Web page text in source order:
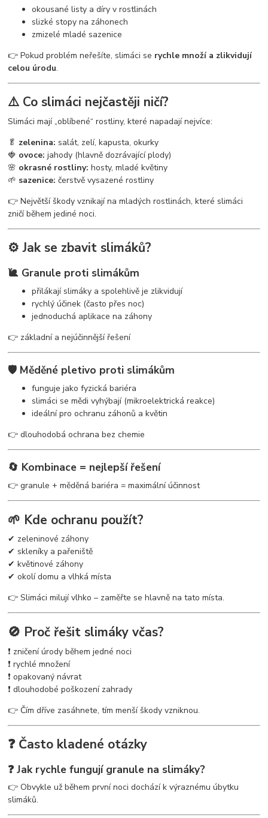
okousané listy a díry v rostlinách
slizké stopy na záhonech
zmizelé mladé sazenice
👉 Pokud problém neřešíte, slimáci se rychle množí a zlikvidují
celou úrodu.
⚠️ Co slimáci nejčastěji ničí?
Slimáci mají „oblíbené“ rostliny, které napadají nejvíce:
🥬 zelenina: salát, zelí, kapusta, okurky
🍓 ovoce: jahody (hlavně dozrávající plody)
🌸 okrasné rostliny: hosty, mladé květiny
🌱 sazenice: čerstvě vysazené rostliny
👉 Největší škody vznikají na mladých rostlinách, které slimáci
zničí během jediné noci.
⚙️ Jak se zbavit slimáků?
🐌 Granule proti slimákům
přilákají slimáky a spolehlivě je zlikvidují
rychlý účinek (často přes noc)
jednoduchá aplikace na záhony
👉 základní a nejúčinnější řešení
🛡️ Měděné pletivo proti slimákům
funguje jako fyzická bariéra
slimáci se mědi vyhýbají (mikroelektrická reakce)
ideální pro ochranu záhonů a květin
👉 dlouhodobá ochrana bez chemie
🔄 Kombinace = nejlepší řešení
👉 granule + měděná bariéra = maximální účinnost
🌱 Kde ochranu použít?
✔ zeleninové záhony
✔ skleníky a pařeniště
✔ květinové záhony
✔ okolí domu a vlhká místa
👉 Slimáci milují vlhko – zaměřte se hlavně na tato místa.
🚫 Proč řešit slimáky včas?
❗ zničení úrody během jedné noci
❗ rychlé množení
❗ opakovaný návrat
❗ dlouhodobé poškození zahrady
👉 Čím dříve zasáhnete, tím menší škody vzniknou.
❓ Často kladené otázky
❓ Jak rychle fungují granule na slimáky?
👉 Obvykle už během první noci dochází k výraznému úbytku
slimáků.